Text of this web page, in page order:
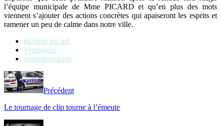
l’équipe municipale de Mme PICARD et qu’en plus des mots
viennent s’ajouter des actions concrètes qui apaiseront les esprits et
ramener un peu de calme dans notre ville.
michele picard
Venissieux
venissieuxinfos
Précédent
Le tournage de clip tourne à l’émeute